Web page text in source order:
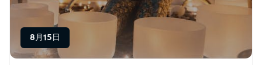
8月15日